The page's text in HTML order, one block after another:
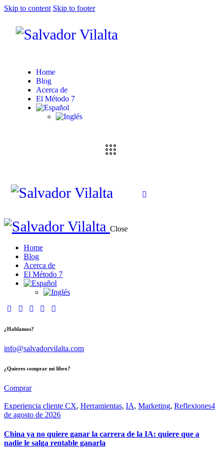
Skip to content Skip to footer
Home
Blog
Acerca de
El Método 7
Close
Home
Blog
Acerca de
El Método 7
¿Hablamos?
info@salvadorvilalta.com
¿Quieres comprar mi libro?
Comprar
Experiencia cliente CX, Herramientas, IA, Marketing, Reflexiones4
de agosto de 2026
China ya no quiere ganar la carrera de la IA: quiere que a
nadie le salga rentable ganarla